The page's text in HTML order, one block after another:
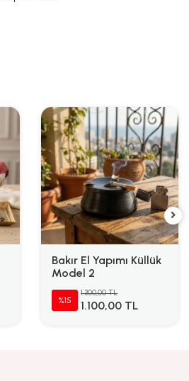
Bakır El Yapımı Küllük
Model 2
%15
1.300,00 TL
1.100,00 TL